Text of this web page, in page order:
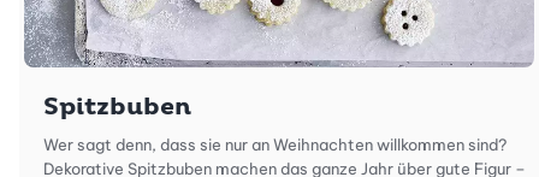
Spitzbuben
Wer sagt denn, dass sie nur an Weihnachten willkommen sind?
Dekorative Spitzbuben machen das ganze Jahr über gute Figur –